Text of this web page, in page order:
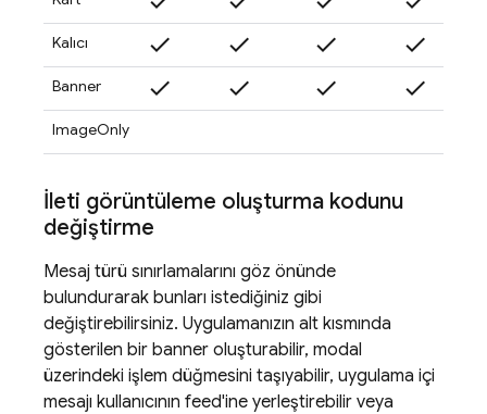
Kalıcı check check check check
Banner check check check check
ImageOnly
İleti görüntüleme oluşturma kodunu
değiştirme
Mesaj türü sınırlamalarını göz önünde
bulundurarak bunları istediğiniz gibi
değiştirebilirsiniz. Uygulamanızın alt kısmında
gösterilen bir banner oluşturabilir, modal
üzerindeki işlem düğmesini taşıyabilir, uygulama içi
mesajı kullanıcının feed'ine yerleştirebilir veya